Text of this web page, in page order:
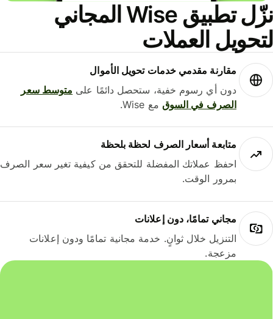
نزّل تطبيق Wise المجاني
العملات
مقارنة مقدمي خدمات تحويل الأموال
دون أي رسوم خفية، ستحصل دائمًا علىمتوسط ​​سعر
الصرف في السوقمع Wise.
متابعة أسعار الصرف لحظة بلحظة
احفظ عملاتك المفضلة للتحقق من كيفية تغير سعر الصرف
بمرور الوقت.
مجاني تمامًا، دون إعلانات
التنزيل خلال ثوانٍ. خدمة مجانية تمامًا ودون إعلانات
مزعجة.